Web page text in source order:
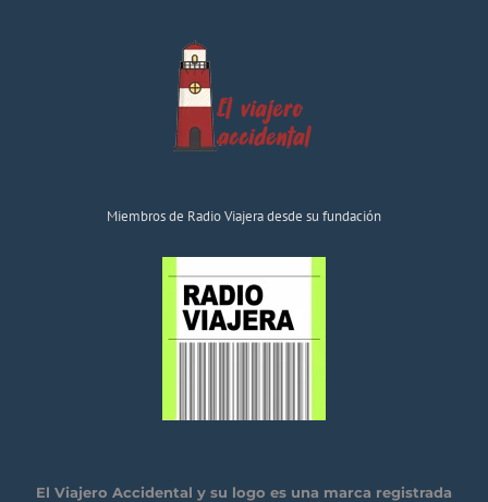
Miembros de Radio Viajera desde su fundación
El Viajero Accidental y su logo es una marca registrada